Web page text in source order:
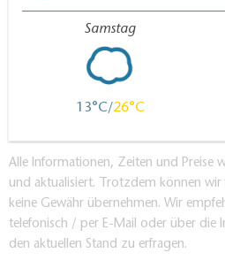
Samstag
13 26
Alle Informationen, Zeiten und Preise
und aktualisiert. Trotzdem können wir
keine Gewähr übernehmen. Wir
telefonisch / per E-Mail oder über die
den aktuellen Stand zu erfragen.